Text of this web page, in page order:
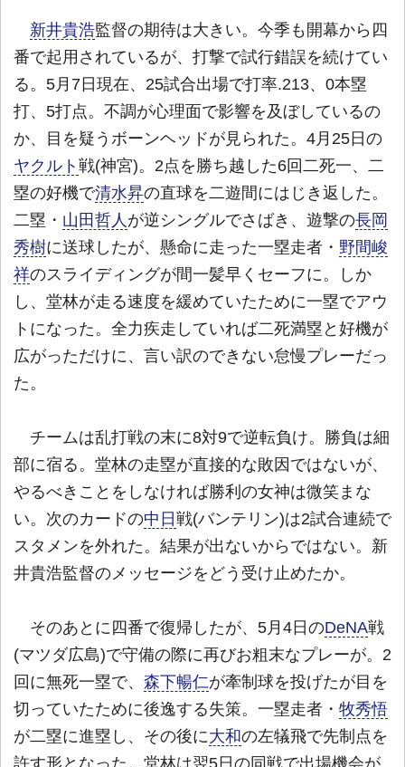
新井貴浩監督の期待は大きい。今季も開幕から四
番で起用されているが、打撃で試行錯誤を続けてい
る。5月7日現在、25試合出場で打率.213、0本塁
打、5打点。不調が心理面で影響を及ぼしているの
か、目を疑うボーンヘッドが見られた。4月25日の
ヤクルト 戦(神宮)。2点を勝ち越した6回二死一、二
塁の好機で清水昇の直球を二遊間にはじき返した。
二塁・ 山田哲人 が逆シングルでさばき、遊撃の長岡
秀樹に送球したが、懸命に走った一塁走者・ 野間峻
祥のスライディングが間一髪早くセーフに。しか
し、堂林が走る速度を緩めていたために一塁でアウ
トになった。全力疾走していれば二死満塁と好機が
広がっただけに、言い訳のできない怠慢プレーだっ
た。
チームは乱打戦の末に8対9で逆転負け。勝負は細
部に宿る。堂林の走塁が直接的な敗因ではないが、
やるべきことをしなければ勝利の女神は微笑まな
い。次のカードの中日戦(バンテリン)は2試合連続で
スタメンを外れた。結果が出ないからではない。新
井貴浩監督のメッセージをどう受け止めたか。
そのあとに四番で復帰したが、5月4日のDeNA戦
(マツダ広島)で守備の際に再びお粗末なプレーが。2
回に無死一塁で、 森下暢仁が牽制球を投げたが目を
切っていたために後逸する失策。一塁走者・ 牧秀悟
が二塁に進塁し、その後に大和の左犠飛で先制点を
許す形となった。堂林は翌5日の同戦で出場機会が